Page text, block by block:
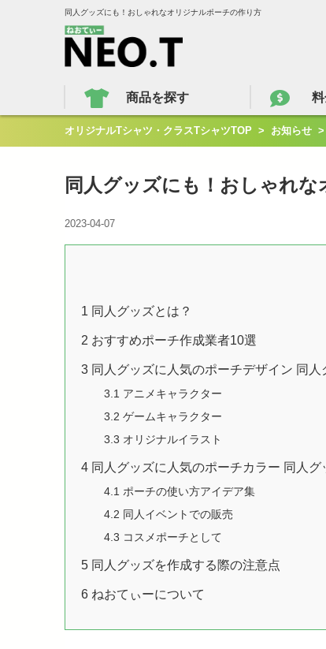
同人グッズにも！おしゃれなオリジナルポーチの作り方
商品を探す 料
オリジナルTシャツ・クラスTシャツTOP > お知らせ >
同人グッズにも！おしゃれ
2023-04-07
1 同人グッズとは？
2 おすすめポーチ作成業者10選
3 同人グッズに人気のポーチデザイン 同
3.1 アニメキャラクター
3.2 ゲームキャラクター
3.3 オリジナルイラスト
4 同人グッズに人気のポーチカラー 同人
4.1 ポーチの使い方アイデア集
4.2 同人イベントでの販売
4.3 コスメポーチとして
5 同人グッズを作成する際の注意点
6 ねおてぃーについて